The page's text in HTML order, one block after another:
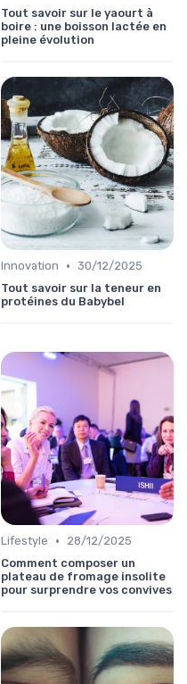
Tout savoir sur le yaourt à
boire : une boisson lactée en
pleine évolution
Innovation • 30/12/2025
Tout savoir sur la teneur en
protéines du Babybel
Lifestyle •
28/12/2025
Comment composer un
plateau de fromage insolite
pour surprendre vos convives